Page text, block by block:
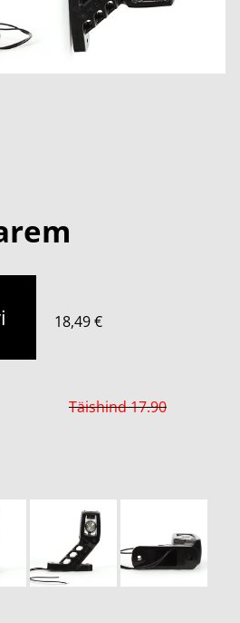
18,49 €
Täishind 17.90